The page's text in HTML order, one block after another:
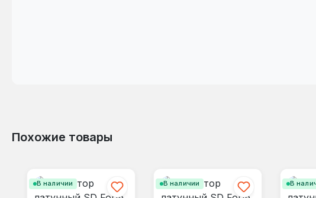
Похожие товары
В наличии В наличии В